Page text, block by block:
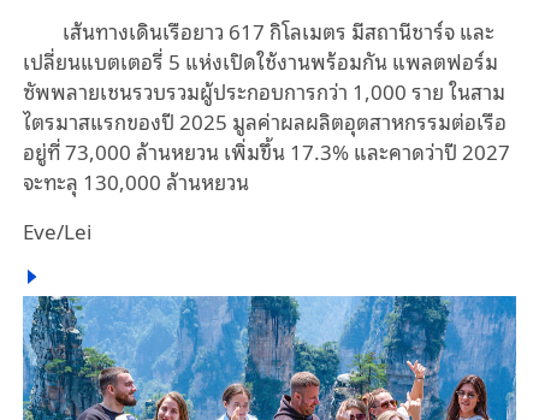
เส้นทางเดินเรือยาว 617 กิโลเมตร มีสถานีชาร์จ และ
เปลี่ยนแบตเตอรี่ 5 แห่งเปิดใช้งานพร้อมกัน แพลตฟอร์ม
ซัพพลายเชนรวบรวมผู้ประกอบการกว่า 1,000 ราย ในสาม
ไตรมาสแรกของปี 2025 มูลค่าผลผลิตอุตสาหกรรมต่อเรือ
อยู่ที่ 73,000 ล้านหยวน เพิ่มขึ้น 17.3% และคาดว่าปี 2027
จะทะลุ 130,000 ล้านหยวน
Eve/Lei